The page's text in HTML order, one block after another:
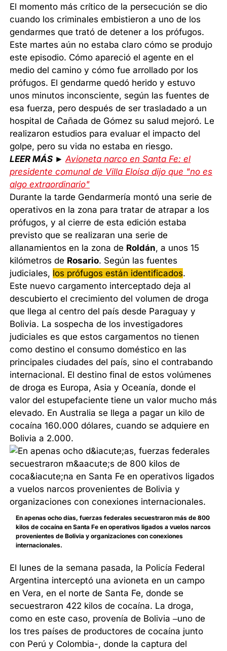
El momento más crítico de la persecución se dio
cuando los criminales embistieron a uno de los
gendarmes que trató de detener a los prófugos.
Este martes aún no estaba claro cómo se produjo
este episodio. Cómo apareció el agente en el
medio del camino y cómo fue arrollado por los
prófugos. El gendarme quedó herido y estuvo
unos minutos inconsciente, según las fuentes de
esa fuerza, pero después de ser trasladado a un
hospital de Cañada de Gómez su salud mejoró. Le
realizaron estudios para evaluar el impacto del
golpe, pero su vida no estaba en riesgo.
LEER MÁS ►Avioneta narco en Santa Fe: el
presidente comunal de Villa Eloísa dijo que "no es
algo extraordinario"
Durante la tarde Gendarmería montó una serie de
operativos en la zona para tratar de atrapar a los
prófugos, y al cierre de esta edición estaba
previsto que se realizaran una serie de
allanamientos en la zona de Roldán, a unos 15
kilómetros de Rosario. Según las fuentes
judiciales, los prófugos están identificados.
Este nuevo cargamento interceptado deja al
descubierto el crecimiento del volumen de droga
que llega al centro del país desde Paraguay y
Bolivia. La sospecha de los investigadores
judiciales es que estos cargamentos no tienen
como destino el consumo doméstico en las
principales ciudades del país, sino el contrabando
internacional. El destino final de estos volúmenes
de droga es Europa, Asia y Oceanía, donde el
valor del estupefaciente tiene un valor mucho más
elevado. En Australia se llega a pagar un kilo de
cocaína 160.000 dólares, cuando se adquiere en
Bolivia a 2.000.
En apenas ocho días, fuerzas federales secuestraron más de 800
kilos de cocaína en Santa Fe en operativos ligados a vuelos narcos
provenientes de Bolivia y organizaciones con conexiones
internacionales.
El lunes de la semana pasada, la Policía Federal
Argentina interceptó una avioneta en un campo
en Vera, en el norte de Santa Fe, donde se
secuestraron 422 kilos de cocaína. La droga,
como en este caso, provenía de Bolivia –uno de
los tres países de productores de cocaína junto
con Perú y Colombia-, donde la captura del